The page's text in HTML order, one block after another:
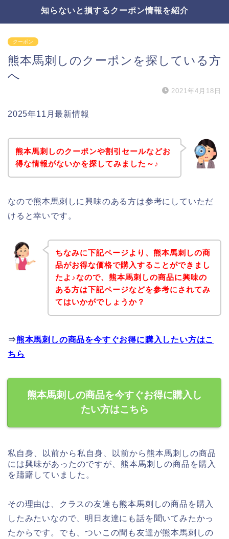
知らないと損するクーポン情報を紹介
クーポン
熊本馬刺しのクーポンを探している方
へ
2021年4月18日
2025年11月最新情報
熊本馬刺しのクーポンや割引セールなどお
得な情報がないかを探してみました～♪
なので熊本馬刺しに興味のある方は参考にしていただ
けると幸いです。
ちなみに下記ページより、熊本馬刺しの商
品がお得な価格で購入することができまし
たよ♪なので、熊本馬刺しの商品に興味の
ある方は下記ページなどを参考にされてみ
てはいかがでしょうか？
⇒熊本馬刺しの商品を今すぐお得に購入したい方はこ
ちら
熊本馬刺しの商品を今すぐお得に購入し
たい方はこちら
私自身、以前から私自身、以前から熊本馬刺しの商品
には興味があったのですが、熊本馬刺しの商品を購入
を躊躇していました。
その理由は、クラスの友達も熊本馬刺しの商品を購入
したみたいなので、明日友達にも話を聞いてみたかっ
たからです。でも、ついこの間も友達が熊本馬刺しの